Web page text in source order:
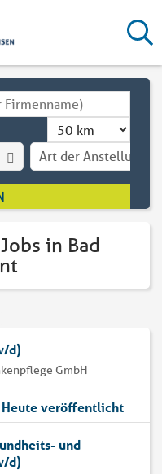
Art der Anstellung
in Bad
d)
GmbH
Heute veröffentlicht
und
d)